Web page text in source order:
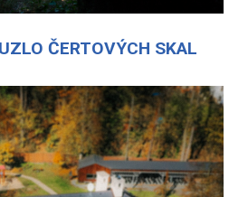
ČERTOVÝCH SKAL